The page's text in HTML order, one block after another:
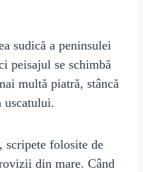
sudică a peninsulei
peisajul se schimbă
multă piatră, stâncă
uscatului.
scripete folosite de
din mare. Când